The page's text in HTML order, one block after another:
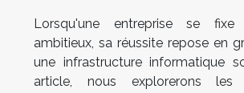
Lorsqu'une entreprise se
ambitieux, sa réussite repose en
une infrastructure informatique
article, nous explorerons les